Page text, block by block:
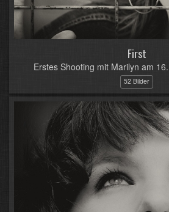
First
Erstes Shooting mit Marilyn am
52 Bilder